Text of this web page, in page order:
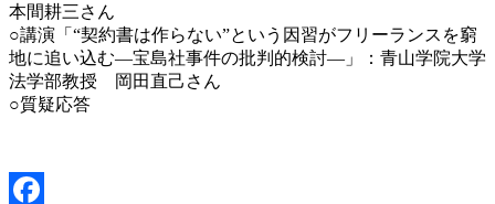
本間耕三さん
○講演「“契約書は作らない”という因習がフリーランスを窮
地に追い込む—宝島社事件の批判的検討—」：青山学院大学
法学部教授 岡田直己さん
○質疑応答